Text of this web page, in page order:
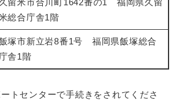
久留米市合川町1642番の1 福岡県久留
総合庁舎1階
塚市新立岩8番1号 福岡県飯塚総合
庁舎1階
トセンターで手続きをされてくださ